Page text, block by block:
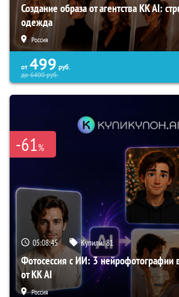
Создание образа от агентства KK AI:
одежда
Россия
от 499 руб.
до6400руб.
-61%
05:08:44 Купили:81
Фотосессия с ИИ: 3 нейрофотографии
от KK AI
Россия